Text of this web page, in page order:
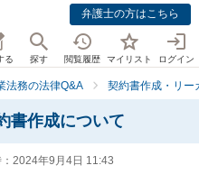
弁護士の方はこちら
る 探す 閲覧履歴 マイリスト ログイン
法務の法律Q&A 契約書作成・リー
書作成について
2024年9月4日 11:43